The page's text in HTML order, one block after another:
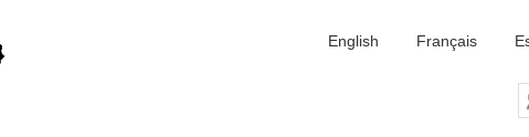
English Français